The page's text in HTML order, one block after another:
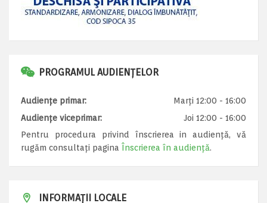
PROGRAMUL AUDIENȚELOR
Audiențe primar:
Marți 12:00 - 16:00
Audiențe viceprimar:
Joi 12:00 - 16:00
Pentru procedura privind înscrierea in audiență, vă
rugăm consultați pagina Înscrierea în audiență.
INFORMAȚII LOCALE